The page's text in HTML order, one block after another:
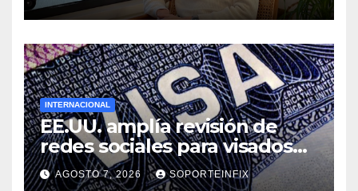
INTERNACIONAL
EE.UU. amplía revisión de
redes sociales para visados
de periodistas y ciertos
ciudadanos de México y
AGOSTO 7, 2026 SOPORTEINFIX